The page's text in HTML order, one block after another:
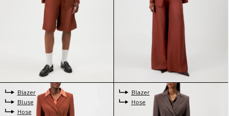
Blazer
Bluse
Hose
Blazer
Hose